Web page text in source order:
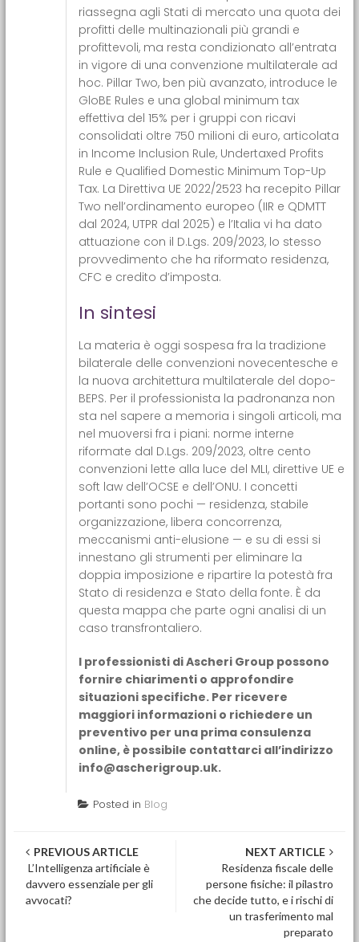
riassegna agli Stati di mercato una quota dei
profitti delle multinazionali più grandi e
profittevoli, ma resta condizionato all’entrata
in vigore di una convenzione multilaterale ad
hoc. Pillar Two, ben più avanzato, introduce le
GloBE Rules e una global minimum tax
effettiva del 15% per i gruppi con ricavi
consolidati oltre 750 milioni di euro, articolata
in Income Inclusion Rule, Undertaxed Profits
Rule e Qualified Domestic Minimum Top-Up
Tax. La Direttiva UE 2022/2523 ha recepito Pillar
Two nell’ordinamento europeo (IIR e QDMTT
dal 2024, UTPR dal 2025) e l’Italia vi ha dato
attuazione con il D.Lgs. 209/2023, lo stesso
provvedimento che ha riformato residenza,
CFC e credito d’imposta.
In sintesi
La materia è oggi sospesa fra la tradizione
bilaterale delle convenzioni novecentesche e
la nuova architettura multilaterale del dopo-
BEPS. Per il professionista la padronanza non
sta nel sapere a memoria i singoli articoli, ma
nel muoversi fra i piani: norme interne
riformate dal D.Lgs. 209/2023, oltre cento
convenzioni lette alla luce del MLI, direttive UE e
soft law dell’OCSE e dell’ONU. I concetti
portanti sono pochi — residenza, stabile
organizzazione, libera concorrenza,
meccanismi anti-elusione — e su di essi si
innestano gli strumenti per eliminare la
doppia imposizione e ripartire la potestà fra
Stato di residenza e Stato della fonte. È da
questa mappa che parte ogni analisi di un
caso transfrontaliero.
I professionisti di Ascheri Group possono
fornire chiarimenti o approfondire
situazioni specifiche. Per ricevere
maggiori informazioni o richiedere un
preventivo per una prima consulenza
online, è possibile contattarci all’indirizzo
info@ascherigroup.uk.
Posted in Blog
Post navigation
PREVIOUS ARTICLE
L’Intelligenza artificiale è
davvero essenziale per gli
avvocati?
NEXT ARTICLE
Residenza fiscale delle
persone fisiche: il pilastro
che decide tutto, e i rischi di
un trasferimento mal
preparato